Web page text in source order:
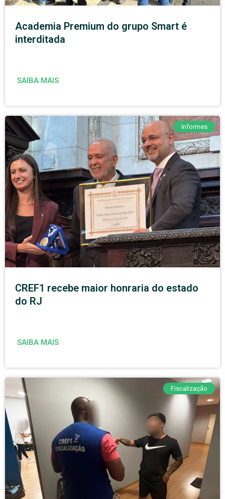
Academia Premium do grupo Smart é
interditada
SAIBA MAIS
Informes
CREF1 recebe maior honraria do estado
do RJ
SAIBA MAIS
Fiscalização